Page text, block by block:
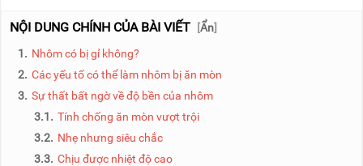
DÂY
THOÁT
TỰ
NÂNG
NHÔM
GIA
THANG
(THANG
NỘI DUNG CHÍNH CỦA BÀI VIẾT [Ẩn]
1. Nhôm có bị gỉ không?
2. Các yếu tố có thể làm nhôm bị ăn mòn
3. Sự thất bất ngờ về độ bền của nhôm
3.1. Tính chống ăn mòn vượt trội
3.2. Nhẹ nhưng siêu chắc
3.3. Chịu được nhiệt độ cao